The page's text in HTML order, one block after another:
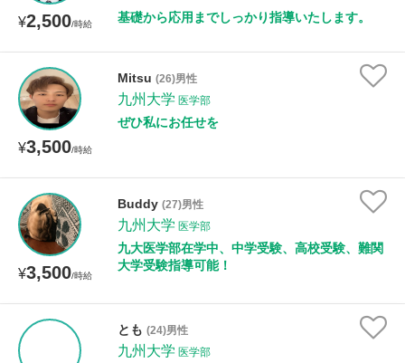
¥2,500/時給 基礎から応用までしっかり指導いたします。
¥3,500/時給
Mitsu (26)男性
九州大学 医学部
ぜひ私にお任せを
¥3,500/時給
Buddy (27)男性
九州大学 医学部
九大医学部在学中、中学受験、高校受験、難関
大学受験指導可能！
とも (24)男性
九州大学 医学部